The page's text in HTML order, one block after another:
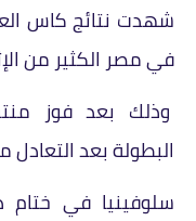
في مصر الكثير من
وذلك بعد فوز
البطولة بعد
سلوفينيا في ختام